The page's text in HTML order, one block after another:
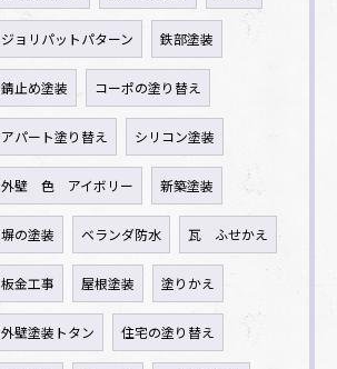
ジョリパットパターン 鉄部塗装
錆止め塗装 コーポの塗り替え
アパート塗り替え シリコン塗装
外壁 色 アイボリー 新築塗装
塀の塗装 ベランダ防水 瓦 ふせかえ
板金工事 屋根塗装 塗りかえ
外壁塗装トタン 住宅の塗り替え